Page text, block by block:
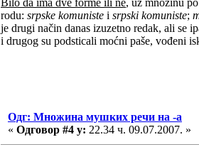
rodu: srpske komuniste i srpski komuniste;
je drugi način danas izuzetno redak, ali se
i drugog su podsticali moćni paše, vođeni
Одг: Множина мушких речи на -а
« Одговор #4 у: 22.34 ч. 09.07.2007. »